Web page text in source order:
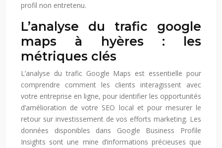
profil non entretenu.
L’analyse du trafic google
maps à hyères : les
métriques clés
L’analyse du trafic Google Maps est essentielle pour
comprendre comment les clients interagissent avec
votre entreprise en ligne, pour identifier les opportunités
d’amélioration de votre SEO local et pour mesurer le
retour sur investissement de vos efforts marketing. Les
données disponibles dans Google Business Profile
Insights sont une mine d’informations précieuses que